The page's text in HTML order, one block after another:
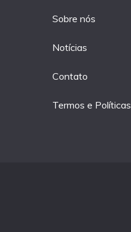
Sobre nós
Notícias
Contato
Termos e Políticas